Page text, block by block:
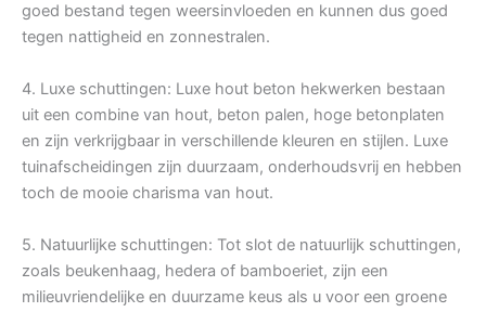
goed bestand tegen weersinvloeden en kunnen dus goed
tegen nattigheid en zonnestralen.
4. Luxe schuttingen: Luxe hout beton hekwerken bestaan
uit een combine van hout, beton palen, hoge betonplaten
en zijn verkrijgbaar in verschillende kleuren en stijlen. Luxe
tuinafscheidingen zijn duurzaam, onderhoudsvrij en hebben
toch de mooie charisma van hout.
5. Natuurlijke schuttingen: Tot slot de natuurlijk schuttingen,
zoals beukenhaag, hedera of bamboeriet, zijn een
milieuvriendelijke en duurzame keus als u voor een groene